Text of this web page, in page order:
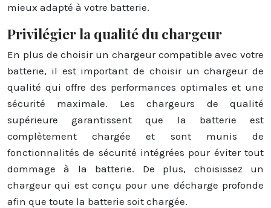
mieux adapté à votre batterie.
Privilégier la qualité du chargeur
En plus de choisir un chargeur compatible avec votre
batterie, il est important de choisir un chargeur de
qualité qui offre des performances optimales et une
sécurité maximale. Les chargeurs de qualité
supérieure garantissent que la batterie est
complètement chargée et sont munis de
fonctionnalités de sécurité intégrées pour éviter tout
dommage à la batterie. De plus, choisissez un
chargeur qui est conçu pour une décharge profonde
afin que toute la batterie soit chargée.